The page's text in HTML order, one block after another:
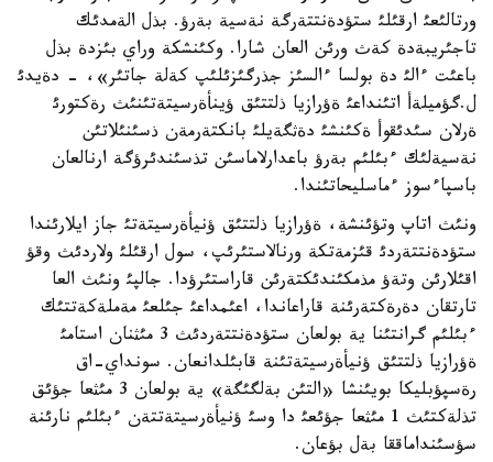
ورتالئعئ ارقئلئ ستؤدةنتتةرگة نةسية بةرؤ. بذل الةمدئك
تاجئريبةدة كةث ورئن العان شارا. وكئنشكة وراي بئزدة بذل
باعئت ءالئ دة بولسا ءالسئز جذرگئزئلئپ كةلة جاتئر»، - دةيدئ
ل.گؤميلةأ اتئنداعئ ةؤرازيا ذلتتئق ؤينأةرسيتةتئنئث رةكتورئ
ةرلان سئدئقوأ ةكئنشئ دةثگةيلئ بانكتةرمةن ذسئنئلاتئن
نةسيةلئك ءبئلئم بةرؤ باعدارلاماسئن تذسئندئرؤگة ارنالعان
باسپاءسوز ءماسليحاتئندا.
ونئث اتاپ وتؤئنشة، ةؤرازيا ذلتتئق ؤنيأةرسيتةتئ جاز ايلارئندا
ستؤدةنتتةردئ قئزمةتكة ورنالاستئرئپ، سول ارقئلئ ولاردئث وقؤ
اقئلارئن وتةؤ مذمكئندئكتةرئن قاراستئرؤدا. جالپئ ونئث العا
تارتقان دةرةكتةرئنة قاراعاندا، اعئمداعئ جئلعئ مةملةكةتتئك
ءبئلئم گرانتئنا ية بولعان ستؤدةنتتةردئث 3 مئثنان استامئ
ةؤرازيا ذلتتئق ؤنيأةرسيتةتئنة قابئلدانعان. سونداي-اق
رةسپؤبليكا بويئنشا «التئن بةلگئگة» ية بولعان 3 مئثعا جؤئق
تذلةكتئث 1 مئثعا جؤئعئ دا وسئ ؤنيأةرسيتةتتةن ءبئلئم نارئنة
سؤسئنداماققا بةل بؤعان.